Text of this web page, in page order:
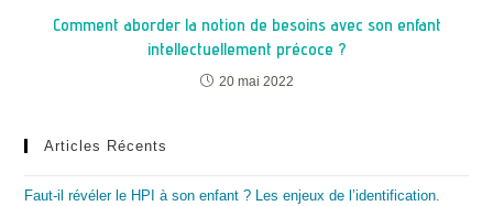
Comment aborder la notion de besoins avec son enfant
intellectuellement précoce ?
20 mai 2022
Articles Récents
Faut-il révéler le HPI à son enfant ? Les enjeux de l’identification.